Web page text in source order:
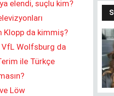
elendi, suçlu kim?
Klopp da kimmiş?
VfL Wolfsburg da
ile Türkçe
Löw